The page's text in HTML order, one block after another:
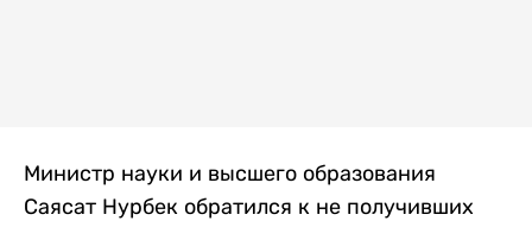
Министр науки и высшего образования
Саясат Нурбек обратился к не получивших